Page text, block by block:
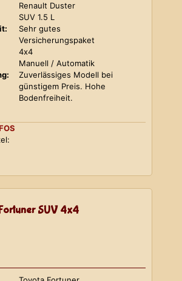
Renault Duster
SUV 1.5 L
Sehr gutes
Versicherungspaket
4x4
Manuell / Automatik
Zuverlässiges Modell bei
günstigem Preis. Hohe
Bodenfreiheit.
SUV 4x4